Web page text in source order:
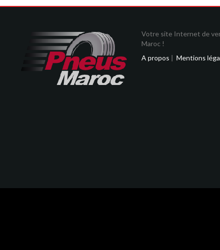
Votre site Internet de
Maroc !
A propos | Mentions